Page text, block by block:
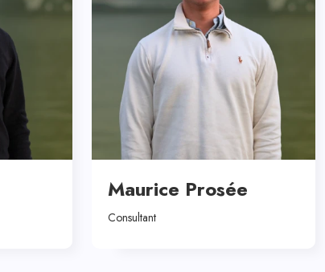
Maurice Prosée
Consultant